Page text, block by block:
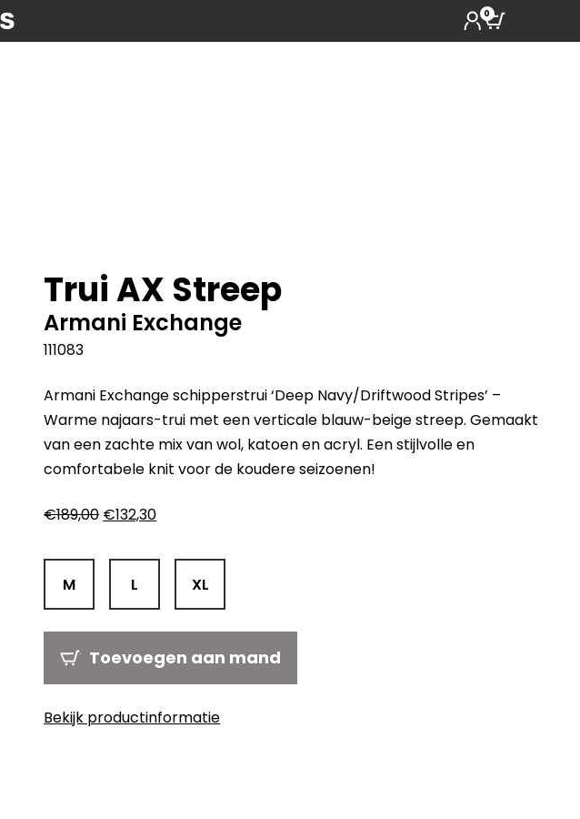
0
Trui AX Streep
Armani Exchange
111083
Armani Exchange schipperstrui ‘Deep Navy/Driftwood Stripes’ –
Warme najaars-trui met een verticale blauw-beige streep. Gemaakt
van een zachte mix van wol, katoen en acryl. Een stijlvolle en
comfortabele knit voor de koudere seizoenen!
€189,00 Oorspronkelijke
was:
€189,00.
€132,30Huidige
is:
€132,30.
M L XL
Toevoegen aan mand
Bekijk productinformatie